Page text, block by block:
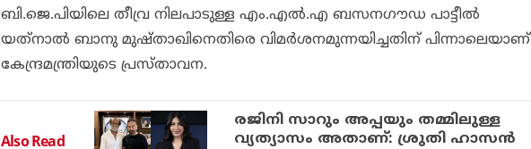
ബി.ജെ.പിയിലെ തീവ്ര നിലപാടുള്ള എം.എല്‍.എ ബസനഗൗഡ പാട്ടീല്‍
യത്‌നാല്‍ ബാനു മുഷ്താഖിനെതിരെ വിമര്‍ശനമുന്നയിച്ചതിന് പിന്നാലെയാണ്
കേന്ദ്രമന്ത്രിയുടെ പ്രസ്താവന.
Also Read
രജിനി സാറും അപ്പയും തമ്മിലുള്ള
വ്യത്യാസം അതാണ്: ശ്രുതി ഹാസൻ